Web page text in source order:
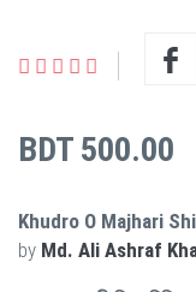
BDT 500.00
Khudro O Majhari
by Md. Ali Ashraf